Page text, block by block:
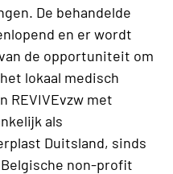
De behandelde
en er wordt
de opportuniteit om
lokaal medisch
REVIVEvzw met
als
Duitsland, sinds
Belgische non-profit